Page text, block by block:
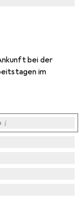
bei der
im
i